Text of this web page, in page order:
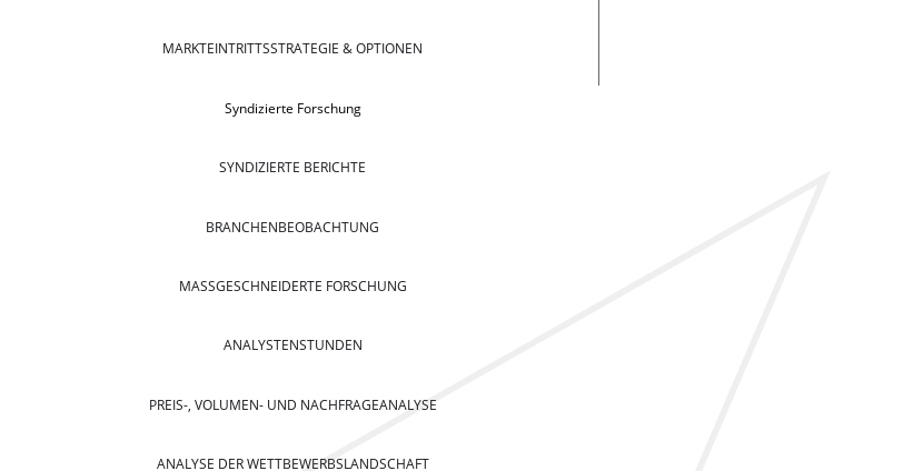
MARKTEINTRITTSSTRATEGIE & OPTIONEN
Syndizierte Forschung
SYNDIZIERTE BERICHTE
BRANCHENBEOBACHTUNG
MASSGESCHNEIDERTE FORSCHUNG
ANALYSTENSTUNDEN
PREIS-, VOLUMEN- UND NACHFRAGEANALYSE
ANALYSE DER WETTBEWERBSLANDSCHAFT